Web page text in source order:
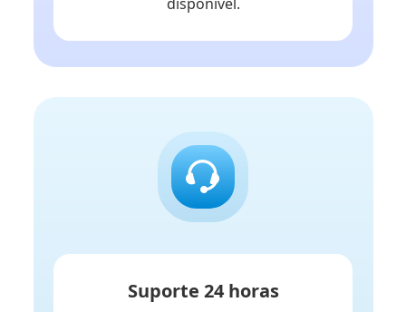
Suporte 24 horas